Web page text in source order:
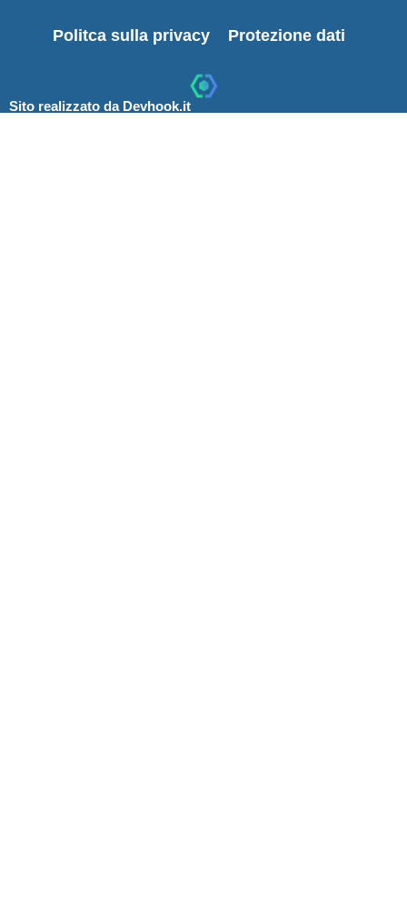
Politca sulla privacy Protezione dati
Sito realizzato da Devhook.it